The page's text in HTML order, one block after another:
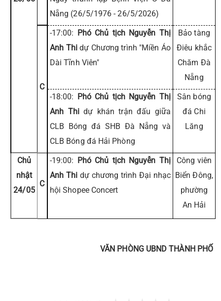
Nẵng (26/5/1976 - 26/5/2026)
C
-17:00: Phó Chủ tịch Nguyễn Thị
Anh Thidự Chương trình "Miền Áo
Dài Tĩnh Viên"
Bảo tàng
Điêu khắc
Chăm Đà
Nẵng
-18:00: Phó Chủ tịch Nguyễn Thị
Anh Thidự khán trận đấu giữa
CLB Bóng đá SHB Đà Nẵng và
CLB Bóng đá Hải Phòng
Sân bóng
đá Chi
Lăng
Chủ
nhật
24/05
C
-19:00: Phó Chủ tịch Nguyễn Thị
Anh Thi dự chương trình Đại nhạc
hội Shopee Concert
Công viên
Biển Đông,
phường
An Hải
VĂN PHÒNG UBND THÀNH PHỐ